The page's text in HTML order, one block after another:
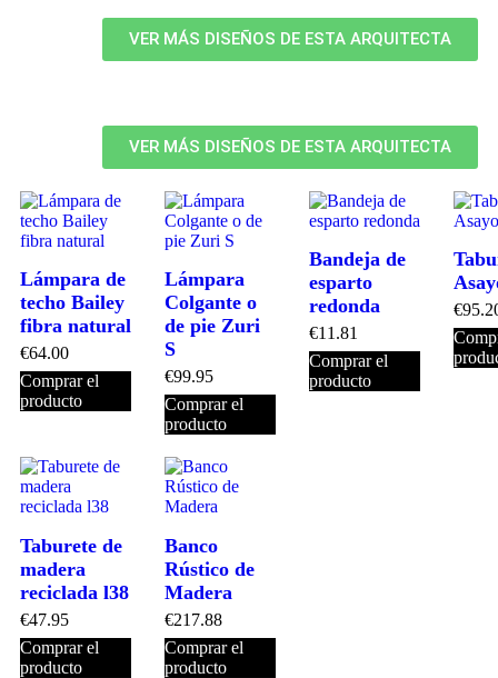
VER MÁS DISEÑOS DE ESTA ARQUITECTA
VER MÁS DISEÑOS DE ESTA ARQUITECTA
Lámpara de
techo Bailey
fibra natural
€64.00
Comprar el
producto
Lámpara
Colgante o
de pie Zuri
S
€99.95
Comprar el
producto
Bandeja de
esparto
redonda
€11.81
Comprar el
producto
€
Taburete de
madera
reciclada l38
€47.95
Comprar el
producto
Banco
Rústico de
Madera
€217.88
Comprar el
producto